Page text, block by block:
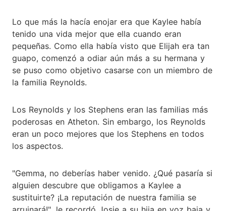
Lo que más la hacía enojar era que Kaylee había
tenido una vida mejor que ella cuando eran
pequeñas. Como ella había visto que Elijah era tan
guapo, comenzó a odiar aún más a su hermana y
se puso como objetivo casarse con un miembro de
la familia Reynolds.
Los Reynolds y los Stephens eran las familias más
poderosas en Atheton. Sin embargo, los Reynolds
eran un poco mejores que los Stephens en todos
los aspectos.
"Gemma, no deberías haber venido. ¿Qué pasaría si
alguien descubre que obligamos a Kaylee a
sustituirte? ¡La reputación de nuestra familia se